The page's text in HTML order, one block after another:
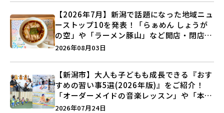
【2026年7月】新潟で話題になった地域ニュ
ーストップ10を発表！「らぁめん しょうが
の空」や「ラーメン豚山」など開店・閉店の
注目記事をランキングでご紹介♪
2026年08月03日
【新潟市】大人も子どもも成長できる『おす
すめの習い事5選(2026年版)』をご紹介！
「オーダーメイドの音楽レッスン」や「本格
キックボクシング」で新しい自分を見つけよ
2026年07月24日